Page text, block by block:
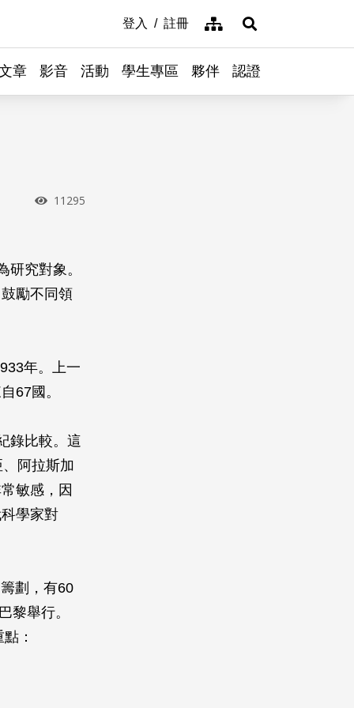
登入 註冊 網站導覽展開搜尋
章 影音 活動 學生專區 夥伴 認證
瀏覽次數
11295
究對象。
勵不同領
年。上一
67國。
錄比較。這
阿拉斯加
敏感，因
學家對
劃，有60
黎舉行。
：